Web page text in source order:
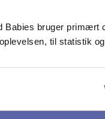
Babies bruger primært
til statistik
svar